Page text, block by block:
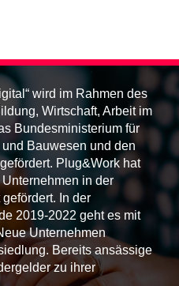
wird im Rahmen des
Wirtschaft, Arbeit im
Bundesministerium für
Bauwesen und den
Plug&Work hat
in der
In der
2019-2022 geht es mit
Unternehmen
Bereits ansässige
zu ihrer